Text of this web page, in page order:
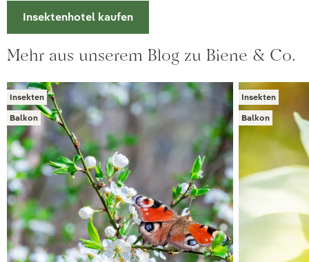
Insektenhotel kaufen
Mehr aus unserem Blog zu Biene & Co.
Insekten
Balkon
Insekten
Balkon